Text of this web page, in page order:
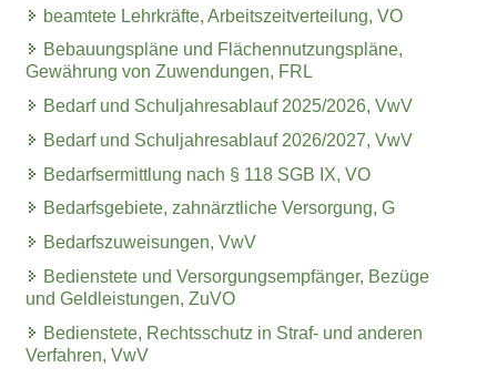
beamtete Lehrkräfte, Arbeitszeitverteilung, VO
Bebauungspläne und Flächennutzungspläne,
Gewährung von Zuwendungen, FRL
Bedarf und Schuljahresablauf 2025/2026, VwV
Bedarf und Schuljahresablauf 2026/2027, VwV
Bedarfsermittlung nach § 118 SGB IX, VO
Bedarfsgebiete, zahnärztliche Versorgung, G
Bedarfszuweisungen, VwV
Bedienstete und Versorgungsempfänger, Bezüge
und Geldleistungen, ZuVO
Bedienstete, Rechtsschutz in Straf- und anderen
Verfahren, VwV